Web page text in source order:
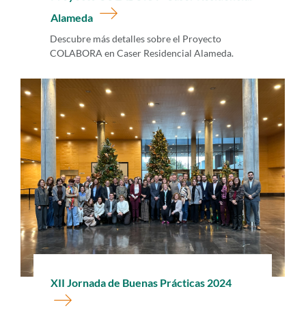
Alameda
Descubre más detalles sobre el Proyecto
COLABORA en Caser Residencial Alameda.
XII Jornada de Buenas Prácticas 2024